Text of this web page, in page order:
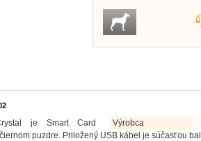
Výrobca
je Smart Card
puzdre. Priložený USB kábel je súčasťou